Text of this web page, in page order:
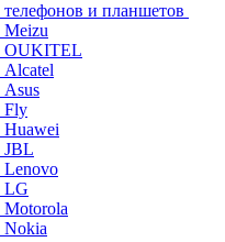
телефонов и планшетов
Meizu
OUKITEL
Alcatel
Asus
Fly
Huawei
JBL
Lenovo
LG
Motorola
Nokia